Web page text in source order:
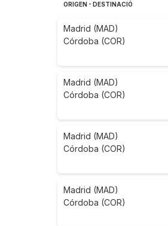
ORIGEN - DESTINACIÓ
Madrid (MAD)
Córdoba (COR)
Madrid (MAD)
Córdoba (COR)
Madrid (MAD)
Córdoba (COR)
Madrid (MAD)
Córdoba (COR)